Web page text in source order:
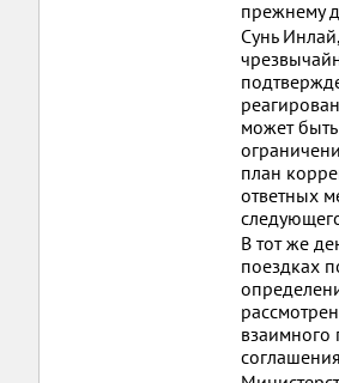
прежнему
Сунь
может
план
ответных
В тот же
поездках
взаимного